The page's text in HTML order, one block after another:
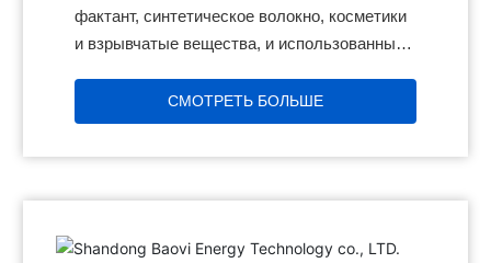
фактант, синтетическое волокно, косметики
и взрывчатые вещества, и использованный к
одготовка двигателяСМОТРЕТЬ БОЛЬШЕ